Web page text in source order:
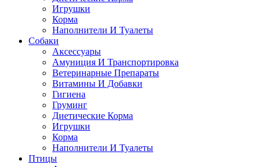
Игрушки
Корма
Наполнители И Туалеты
Собаки
Аксессуары
Амуниция И Транспортировка
Ветеринарные Препараты
Витамины И Добавки
Гигиена
Груминг
Диетические Корма
Игрушки
Корма
Наполнители И Туалеты
Птицы